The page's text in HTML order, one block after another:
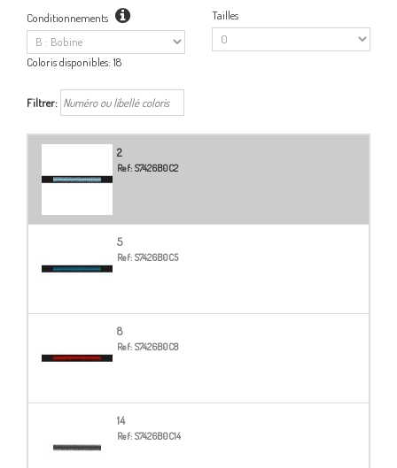
Conditionnements Tailles
Coloris disponibles: 18
Filtrer:
2
Ref: S7426B0C2
5
Ref: S7426B0C5
8
Ref: S7426B0C8
14
Ref: S7426B0C14